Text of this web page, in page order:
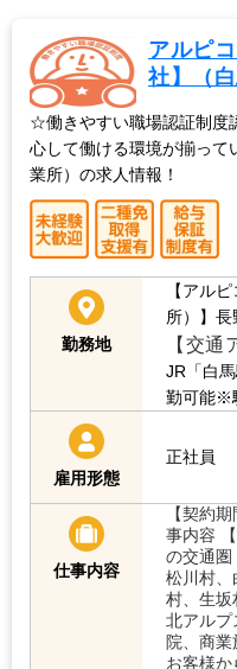
アルピ
社】（白
☆働きやすい職場認証制度
心して働ける環境が揃って
業所）の求人情報！
勤務地
【アル
所）】
【交通
JR「白
勤可能※
雇用形態
正社員
仕事内容
【契約
事内容
の交通圏
松川村、
村、生坂
北アルプ
院、商業
お客様か